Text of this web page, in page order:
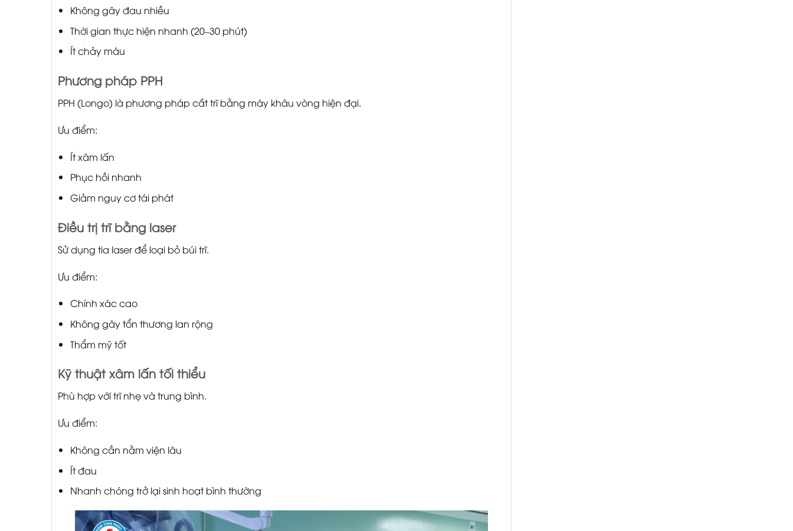
Không gây đau nhiều
Thời gian thực hiện nhanh (20–30 phút)
Ít chảy máu
Phương pháp PPH
PPH (Longo) là phương pháp cắt trĩ bằng máy khâu vòng hiện đại.
Ưu điểm:
Ít xâm lấn
Phục hồi nhanh
Giảm nguy cơ tái phát
Điều trị trĩ bằng laser
Sử dụng tia laser để loại bỏ búi trĩ.
Ưu điểm:
Chính xác cao
Không gây tổn thương lan rộng
Thẩm mỹ tốt
Kỹ thuật xâm lấn tối thiểu
Phù hợp với trĩ nhẹ và trung bình.
Ưu điểm:
Không cần nằm viện lâu
Ít đau
Nhanh chóng trở lại sinh hoạt bình thường